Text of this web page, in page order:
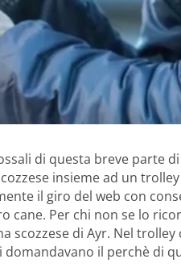
di questa breve parte di
insieme ad un
il giro del web con
cane. Per chi non se lo
di Ayr. Nel trolley
il perchè di